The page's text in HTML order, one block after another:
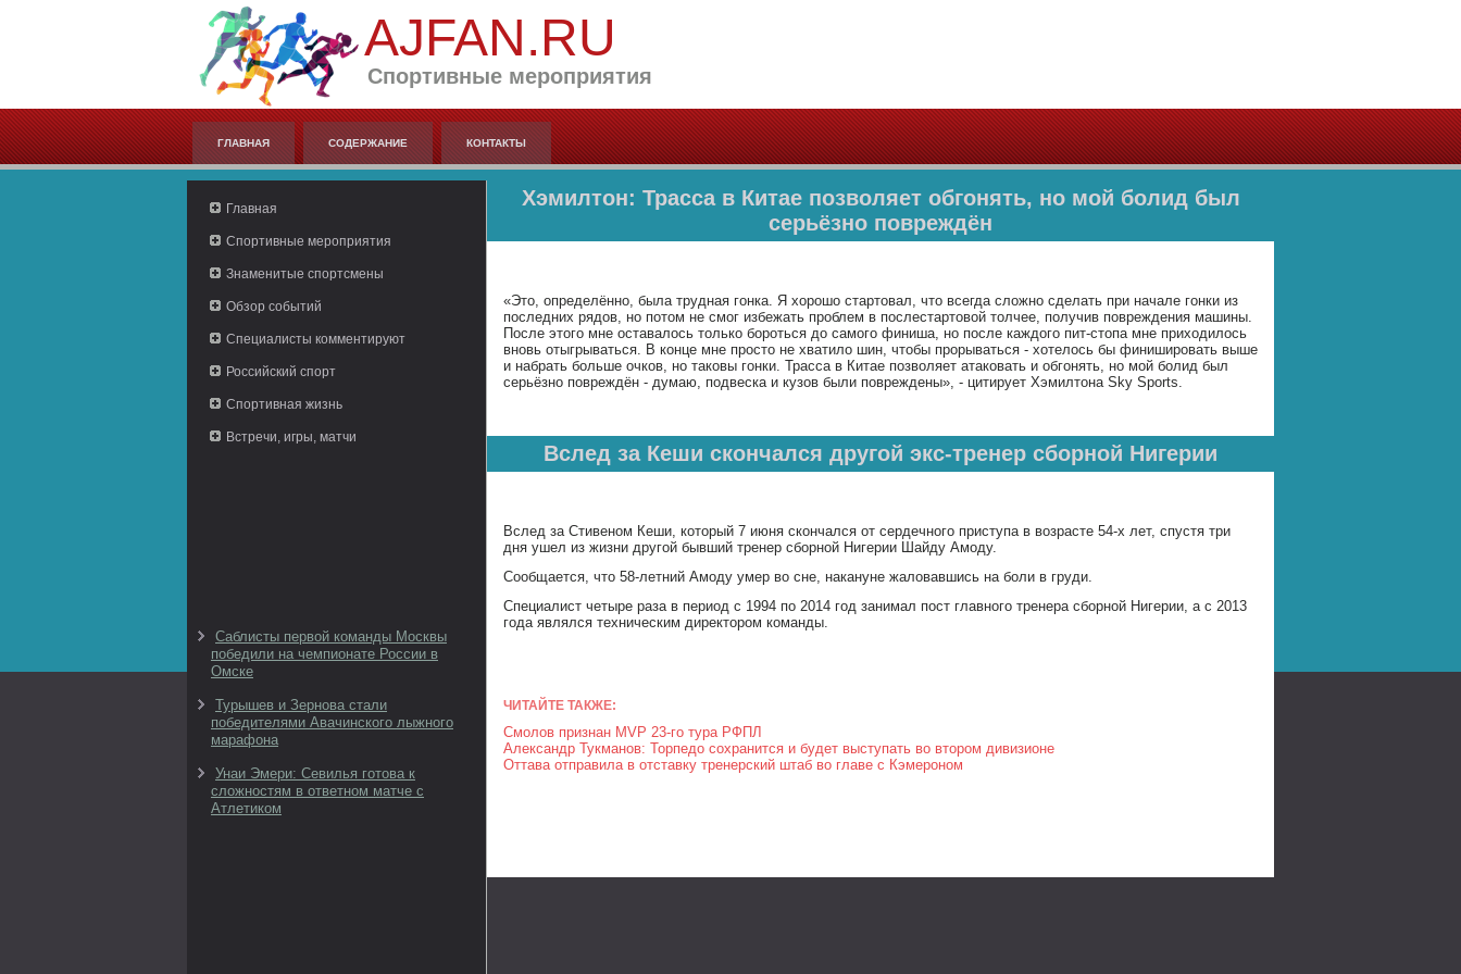
AJFAN.RU
Спортивные мероприятия
ГЛАВНАЯ СОДЕРЖАНИЕ КОНТАКТЫ
Главная
Спортивные мероприятия
Знаменитые спортсмены
Обзор событий
Специалисты комментируют
Российский спорт
Спортивная жизнь
Встречи, игры, матчи
Саблисты первой команды Москвы
победили на чемпионате России в
Омске
Турышев и Зернова стали
победителями Авачинского лыжного
марафона
Унаи Эмери: Севилья готова к
сложностям в ответном матче с
Атлетиком
Хэмилтон: Трасса в Китае позволяет обгонять, но мой болид был
серьёзно повреждён
«Это, определённо, была трудная гонка. Я хорошо стартовал, что всегда сложно сделать при начале гонки из
последних рядов, но потом не смог избежать проблем в послестартовой толчее, получив повреждения машины.
После этого мне оставалось только бороться до самого финиша, но после каждого пит-стопа мне приходилось
вновь отыгрываться. В конце мне просто не хватило шин, чтобы прорываться - хотелось бы финишировать выше
и набрать больше очков, но таковы гонки. Трасса в Китае позволяет атаковать и обгонять, но мой болид был
серьёзно повреждён - думаю, подвеска и кузов были повреждены», - цитирует Хэмилтона Sky Sports.
Вслед за Кеши скончался другой экс-тренер сборной Нигерии
Вслед за Стивеном Кеши, который 7 июня скончался от сердечного приступа в возрасте 54-х лет, спустя три
дня ушел из жизни другой бывший тренер сборной Нигерии Шайду Амоду.
Сообщается, что 58-летний Амоду умер во сне, накануне жаловавшись на боли в груди.
Специалист четыре раза в период с 1994 по 2014 год занимал пост главного тренера сборной Нигерии, а с 2013
года являлся техническим директором команды.
ЧИТАЙТЕ ТАКЖЕ:
Смолов признан MVP 23-го тура РФПЛ
Александр Тукманов: Торпедо сохранится и будет выступать во втором дивизионе
Оттава отправила в отставку тренерский штаб во главе с Кэмероном